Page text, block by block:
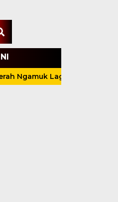
Lagi Tengah Malam di